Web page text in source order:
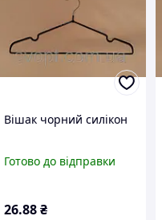
Вішак чорний силікон
Готово до відправки
26.88₴